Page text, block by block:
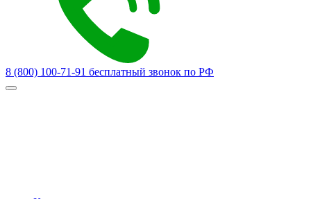
8 (800) 100-71-91 бесплатный звонок по РФ